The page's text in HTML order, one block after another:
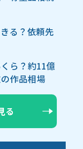
る？依頼先
ら？約11億
作品相場
る